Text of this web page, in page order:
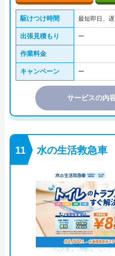
駆けつけ時間 最短即日、
出張見積もり ー
作業料金
キャンペーン ー
サービスの内
水の生活救急車